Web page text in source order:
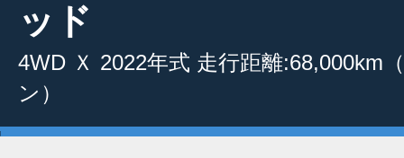
ッド
4WD Ｘ 2022年式 走行距離:68,000km
ン）